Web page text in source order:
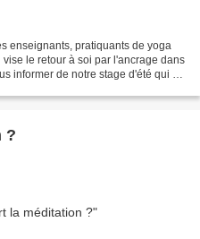
enseignants, pratiquants de yoga
le retour à soi par l'ancrage dans
informer de notre stage d'été qui se
?